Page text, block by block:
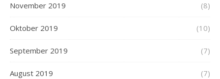
November 2019 (8)
Oktober 2019 (10)
September 2019 (7)
August 2019 (7)